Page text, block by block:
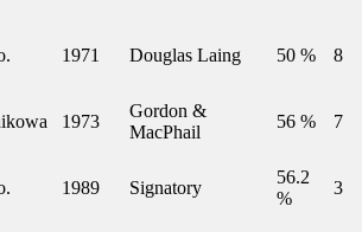
1971 Douglas Laing 50 % 8
1973
Gordon &
MacPhail
56 % 7
1989 Signatory
56.2
%
3